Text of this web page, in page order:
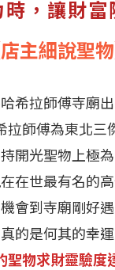
，讓財富
店主細說聖物
希拉師傅寺廟
拉師傅為東北三
開光聖物上極
在世最有名的
會到寺廟剛好
真的是何其的幸運
聖物求財靈驗度